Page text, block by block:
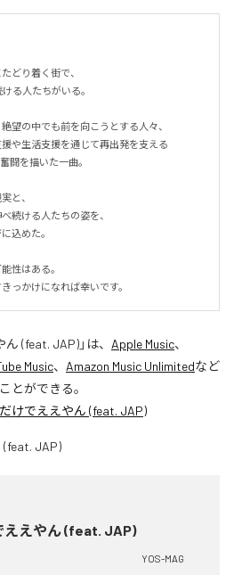
どり着く街で、
る人たちがいる。
望の中でも前を向こうとする人々、
や生活支援を通じて再出発を支える
闘を描いた一曲。
と、
続ける人たちの姿を、
込めた。
性はある。
っかけになれば幸いです。
ん (feat. JAP)」は、 Apple Music、
Music、 Amazon Music Unlimitedなど
とができる。
けでええやん (feat. JAP)
ええやん (feat. JAP)
YOS-MAG